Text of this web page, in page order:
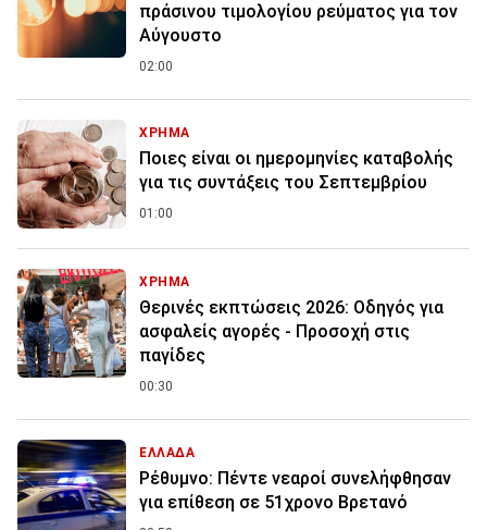
πράσινου τιμολογίου ρεύματος για τον
Αύγουστο
02:00
ΧΡΗΜΑ
Ποιες είναι οι ημερομηνίες καταβολής
για τις συντάξεις του Σεπτεμβρίου
01:00
ΧΡΗΜΑ
Θερινές εκπτώσεις 2026: Οδηγός για
ασφαλείς αγορές - Προσοχή στις
παγίδες
00:30
ΕΛΛΑΔΑ
Ρέθυμνο: Πέντε νεαροί συνελήφθησαν
για επίθεση σε 51χρονο Βρετανό